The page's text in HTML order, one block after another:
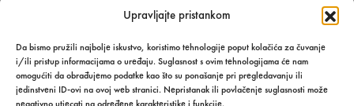
Upravljajte pristankom
Da bismo pružili najbolje iskustvo, koristimo tehnologije poput kolačića za čuvanje
i/ili pristup informacijama o uređaju. Suglasnost s ovim tehnologijama će nam
omogućiti da obrađujemo podatke kao što su ponašanje pri pregledavanju ili
jedinstveni ID-ovi na ovoj web stranici. Nepristanak ili povlačenje suglasnosti može
negativno utjecati na određene karakteristike i funkcije.
Za praktično miješanje manjih količina uz odlične rezultate,
danas i ubrzajte pripremu materijala!
Količina u
Šipka za mješanje 85x400mm količina
UBACI U